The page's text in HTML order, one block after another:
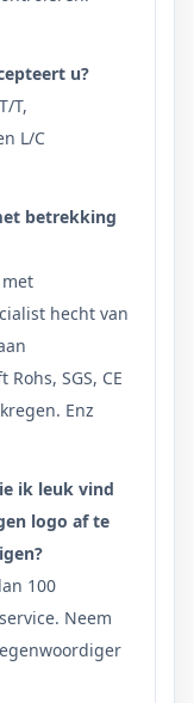
u?
T,
L/C
betrekking
hecht van
SGS, CE
Enz
ik leuk vind
logo af te
100
Neem